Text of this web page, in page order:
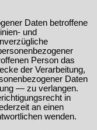
Daten betroffene
und
Person das
der Verarbeitung,
Daten
— zu verlangen.
in
an einen
wenden.